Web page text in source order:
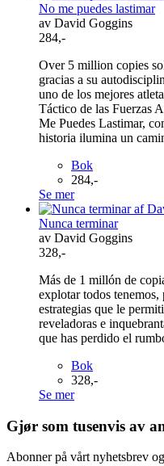
No me puedes lastimar
av David Goggins
284,-
Over 5 million copies
gracias a su
uno de los mejores
Táctico de las Fuerzas
Me Puedes Lastimar,
historia ilumina un
Bok
284,-
Se mer
Nunca terminar
av David Goggins
328,-
Más de 1 millón de
explotar todos
estrategias que le
reveladoras e
que has perdido el
Bok
328,-
Se mer
Gjør som tusenvis av
Abonner på vårt nyhetsbrev